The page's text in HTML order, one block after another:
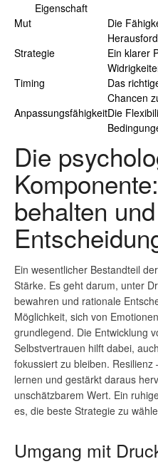
Eigenschaft
Mut
Die
Strategie
Ein klarer
Timing
Das
Chancen
AnpassungsfähigkeitDie
Die
behalten und
Ein wesentlicher Bestandteil
Stärke. Es geht darum, unter
bewahren und rationale
Möglichkeit, sich von
grundlegend. Die Entwicklung
Selbstvertrauen hilft dabei,
fokussiert zu bleiben.
lernen und gestärkt daraus
unschätzbarem Wert. Ein
es, die beste Strategie zu
Umgang mit